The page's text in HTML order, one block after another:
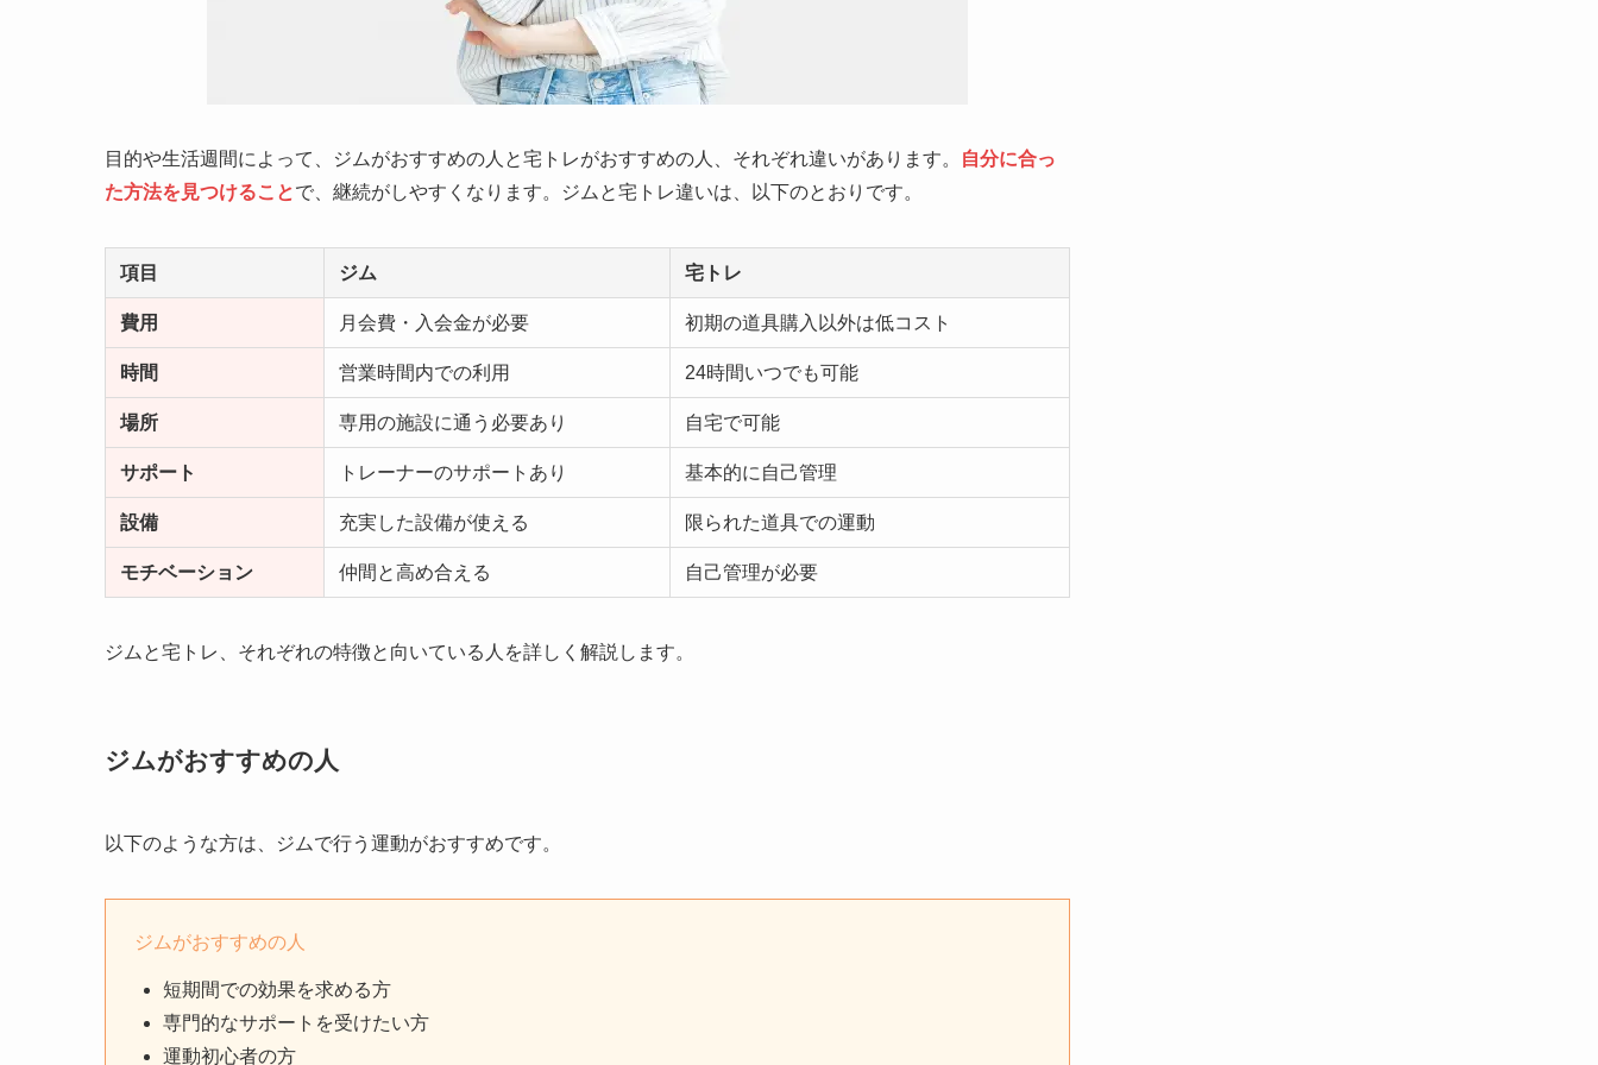
目的や生活週間によって、ジムがおすすめの人と宅トレがおすすめの人、それぞれ違いがあります。
自分に合っ
た方法を見つけることで、継続がしやすくなります。ジムと宅トレ違いは、以下のとおりです。
項目 ジム 宅トレ
費用 月会費・入会金が必要 初期の道具購入以外は低コスト
時間 営業時間内での利用 24時間いつでも可能
場所 専用の施設に通う必要あり 自宅で可能
サポート トレーナーのサポートあり 基本的に自己管理
設備 充実した設備が使える 限られた道具での運動
モチベーション 仲間と高め合える 自己管理が必要
ジムと宅トレ、それぞれの特徴と向いている人を詳しく解説します。
ジムがおすすめの人
以下のような方は、ジムで行う運動がおすすめです。
ジムがおすすめの人
短期間での効果を求める方
専門的なサポートを受けたい方
運動初心者の方